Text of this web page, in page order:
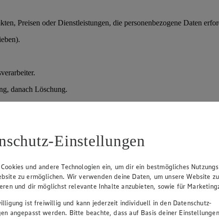
Preisen oder Dienstleistungen, die personenbezogene Daten
danach Löschung.
vorvertragliche Maßnahmen); Art. 6 Abs. 1 lit. f) DSGVO
Qualifikationen.
und Entscheidung über Einstellung.
danach Löschung; bei Einstellung Übernahme in die
Einstellungen
und andere Technologien ein, um dir ein bestmögliches
zu ermöglichen. Wir verwenden deine Daten, um unsere Website zu
und dir möglichst relevante Inhalte anzubieten, sowie für
ist freiwillig und kann jederzeit individuell in den Datenschutz-
angepasst werden. Bitte beachte, dass auf Basis deiner